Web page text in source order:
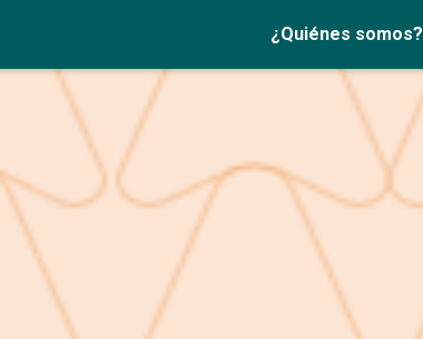
¿Quiénes somos?